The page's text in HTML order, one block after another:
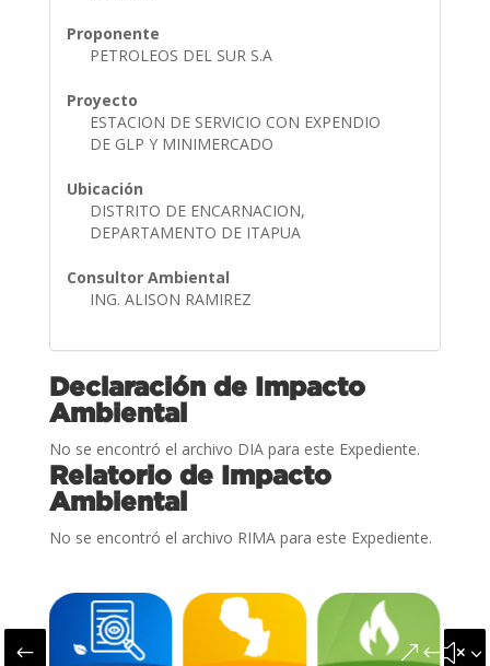
Proponente
PETROLEOS DEL SUR S.A
Proyecto
ESTACION DE SERVICIO CON EXPENDIO
DE GLP Y MINIMERCADO
Ubicación
DISTRITO DE ENCARNACION,
DEPARTAMENTO DE ITAPUA
Consultor Ambiental
ING. ALISON RAMIREZ
Declaración de Impacto
Ambiental
No se encontró el archivo DIA para este Expediente.
Relatorio de Impacto
Ambiental
No se encontró el archivo RIMA para este Expediente.
#